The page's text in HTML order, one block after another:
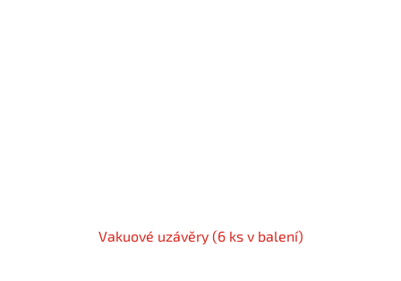
Vakuové uzávěry (6 ks v balení)